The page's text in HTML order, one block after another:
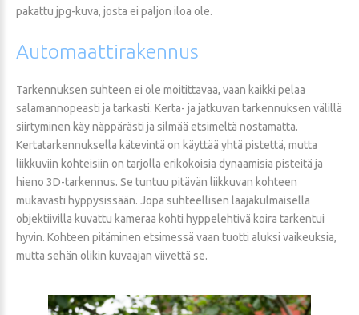
pakattu jpg-kuva, josta ei paljon iloa ole.
Automaattirakennus
Tarkennuksen suhteen ei ole moitittavaa, vaan kaikki pelaa
salamannopeasti ja tarkasti. Kerta- ja jatkuvan tarkennuksen välillä
siirtyminen käy näppärästi ja silmää etsimeltä nostamatta.
Kertatarkennuksella kätevintä on käyttää yhtä pistettä, mutta
liikkuviin kohteisiin on tarjolla erikokoisia dynaamisia pisteitä ja
hieno 3D-tarkennus. Se tuntuu pitävän liikkuvan kohteen
mukavasti hyppysissään. Jopa suhteellisen laajakulmaisella
objektiivilla kuvattu kameraa kohti hyppelehtivä koira tarkentui
hyvin. Kohteen pitäminen etsimessä vaan tuotti aluksi vaikeuksia,
mutta sehän olikin kuvaajan viivettä se.